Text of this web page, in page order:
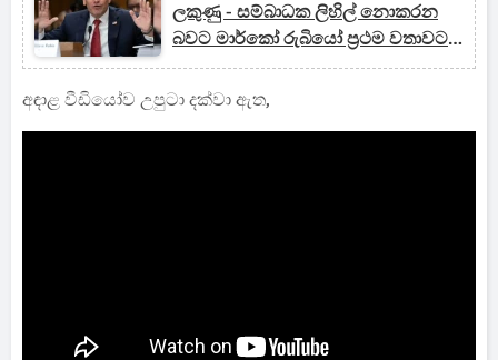
ලකුණු - සම්බාධක ලිහිල් නොකරන
බවට මාර්කෝ රුබියෝ ප්‍රථම වතාවට
කොංග්‍රසයට සාක්ෂි දෙයි
අඳාළ වීඩියෝව උපුටා දක්වා ඇත,